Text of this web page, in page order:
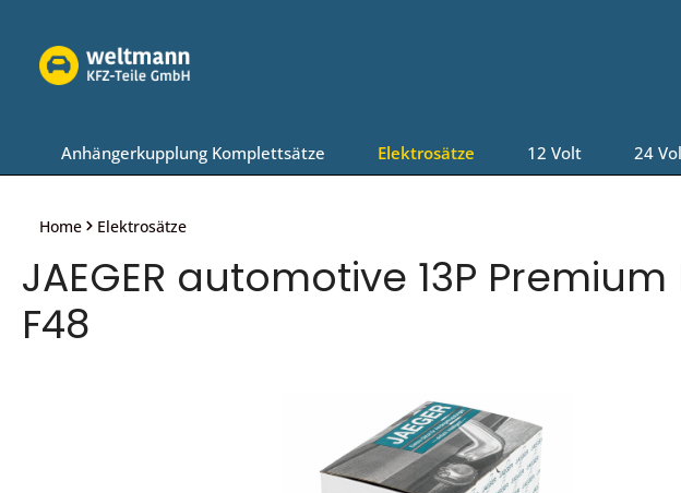
Anhängerkupplung Komplettsätze Elektrosätze 12 Volt 24
Home Elektrosätze
JAEGER automotive 13P
F48